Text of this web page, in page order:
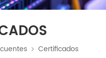
Certificados